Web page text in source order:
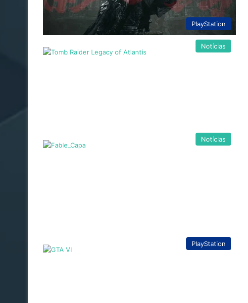
PlayStation
Notícias
Notícias
PlayStation